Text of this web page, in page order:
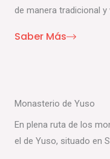
de manera tradicional y
Saber Más
Monasterio de Yuso
En plena ruta de los
el de Yuso, situado en